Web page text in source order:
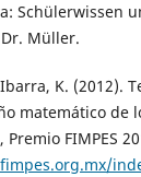
Schülerwissen
Müller.
K. (2012).
matemático de
Premio FIMPES